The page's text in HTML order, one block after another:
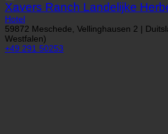
Xavers Ranch Landelijke
Hotel
59872 Meschede, Vellinghausen 2 |
Westfalen)
+49 291 50253